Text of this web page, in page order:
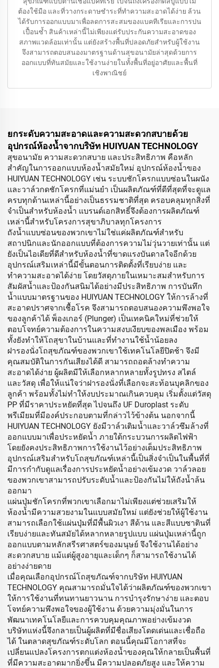
ต้องใช้มือ และที่วางกระดาษชำระที่ทำความสะอาดได้ง่าย ล้วน
ได้รับการออกแบบมาเพื่อลดการสะสมของแบคทีเรียและการปน
เปื้อนซ้ำ สินค้าเหล่านี้ไม่เพียงแต่รับประกันความสะอาดของ
สภาพแวดล้อมเท่านั้น แต่ยังสร้างพื้นที่ปลอดภัยสำหรับผู้ใช้งาน
จึงสามารถตอบสนองมาตรฐานด้านสุขอนามัยล่าสุดด้วยการ
ออกแบบที่ทันสมัยและใช้งานง่ายในทั้งพื้นที่อยู่อาศัยและพื้นที่
เชิงพาณิชย์
ยกระดับความสะอาดและความสะดวกสบายด้วย
อุปกรณ์ห้องน้ำจากบริษัท HUIYUAN TECHNOLOGY
สุขอนามัย ความสะดวกสบาย และประสิทธิภาพ คือหลัก
สำคัญในการออกแบบห้องน้ำสมัยใหม่ อุปกรณ์ห้องน้ำของ
HUIYUAN TECHNOLOGY เช่น ระบบชักโครกแบบซ่อนในผนัง
และวาล์วกดชักโครกที่แม่นยำ เป็นผลิตภัณฑ์ที่ดีที่สุดที่จะดูแล
ครบทุกด้านเหล่านี้อย่างเป็นธรรมชาติที่สุด ครอบคลุมทุกสิ่งที่
จำเป็นสำหรับห้องน้ำ แบรนด์เอกสิทธิ์จึงต้องการผลิตภัณฑ์
เหล่านี้สำหรับโครงการสุขาภิบาลทุกโครงการ
ถังน้ำแบบซ่อนของพวกเขาไม่ใช่แค่ผลิตภัณฑ์สำหรับ
สถาปนิกและนักออกแบบที่ต้องการความไม่วุ่นวายเท่านั้น แต่
ยังเป็นไอเดียที่ดีสำหรับห้องน้ำที่ขาดแรงบันดาลใจอีกด้วย
อุปกรณ์เสริมเหล่านี้มีขั้นตอนการติดตั้งที่เรียบง่าย และ
ทำความสะอาดได้ง่าย โดยวัสดุภายในเหมาะสมสำหรับการ
สัมผัสน้ำและป้องกันสนิมได้อย่างมีประสิทธิภาพ การบันทึก
น้ำแบบมาตรฐานของ HUIYUAN TECHNOLOGY ให้การล้างที่
สะอาดปราศจากเชื้อโรค จึงสามารถตอบสนองความพึงพอใจ
ของลูกค้าได้ พ็องเกอร์ (Plunger) เป็นเทคนิคใหม่ที่ช่วยให้
ตอบโจทย์ความต้องการในความสงบเงียบของพลเมือง พร้อม
ทั้งยังทำให้โถสุขาในบ้านและที่ทำงานใช้น้ำน้อยลง
ฝารองนั่งโถสุขภัณฑ์ของพวกเขาใช้เทคโนโลยีปิดช้า จึงมี
คุณสมบัติในการกันเสียงได้ดี สามารถถอดล้างทำความ
สะอาดได้ง่าย ผู้ผลิตมีให้เลือกหลากหลายทั้งรูปทรง สไตล์
และวัสดุ เพื่อให้แน่ใจว่าฝารองนั่งที่เลือกจะสะท้อนบุคลิกของ
ลูกค้า พร้อมทั้งไม่ทำให้งบประมาณเกินควบคุม เริ่มตั้งแต่วัสดุ
PP ที่มีราคาประหยัดที่สุด ไปจนถึง UF Duroplast ระดับ
พรีเมียมที่มีองค์ประกอบตามที่กล่าวไว้ข้างต้น นอกจากนี้
HUIYUAN TECHNOLOGY ยังมีวาล์วเติมน้ำและวาล์วซึมล้างที่
ออกแบบมาเพื่อประหยัดน้ำ ภายใต้กระบวนการผลิตไฟฟ้า
โดยยังคงประสิทธิภาพการใช้งานไว้อย่างเต็มประสิทธิภาพ
อุปกรณ์เสริมสำหรับโถสุขภัณฑ์เหล่านี้เป็นสิ่งจำเป็นในพื้นที่ที่
มีการกำกับดูแลเรื่องการประหยัดน้ำอย่างเข้มงวด วาล์วลอย
ของพวกเขาสามารถปรับระดับน้ำและป้องกันไม่ให้ถังน้ำล้น
ออกมา
แผ่นปุ่มชักโครกที่พวกเขาเลือกมาไม่เพียงแต่ช่วยเสริมให้
ห้องน้ำมีความสวยงามในแบบสมัยใหม่ แต่ยังช่วยให้ผู้ใช้งาน
สามารถเลือกใช้แผ่นปุ่มที่มีพื้นผิวเงา สีด้าน และสีแบบซาตินที่
เรียบง่ายและทันสมัยได้หลากหลายรูปแบบ แผ่นปุ่มเหล่านี้ถูก
ออกแบบตามหลักสรีรศาสตร์ของมนุษย์ จึงใช้งานได้อย่าง
สะดวกสบาย แม้แต่ผู้สูงอายุและเด็กๆ ก็สามารถใช้งานได้
อย่างง่ายดาย
เมื่อคุณเลือกอุปกรณ์โถสุขภัณฑ์จากบริษัท HUIYUAN
TECHNOLOGY คุณสามารถมั่นใจได้ว่าผลิตภัณฑ์ของพวกเขา
ให้การใช้งานที่ทนทานยาวนาน การบำรุงรักษาง่าย และตอบ
โจทย์ความพึงพอใจของผู้ใช้งาน ด้วยความมุ่งมั่นในการ
พัฒนาเทคโนโลยีและการควบคุมคุณภาพอย่างเข้มงวด
บริษัทแห่งนี้จึงกลายเป็นผู้ผลิตที่มีชื่อเสียงโดดเด่นและเชื่อถือ
ได้ ในตลาดสุขภัณฑ์ระดับโลก ตอนนี้คุณมีโอกาสที่จะ
เปลี่ยนแปลงโครงการตกแต่งห้องน้ำของคุณให้กลายเป็นพื้นที่
ที่มีความสะอาดมากยิ่งขึ้น มีความปลอดภัยสูง และให้ความ